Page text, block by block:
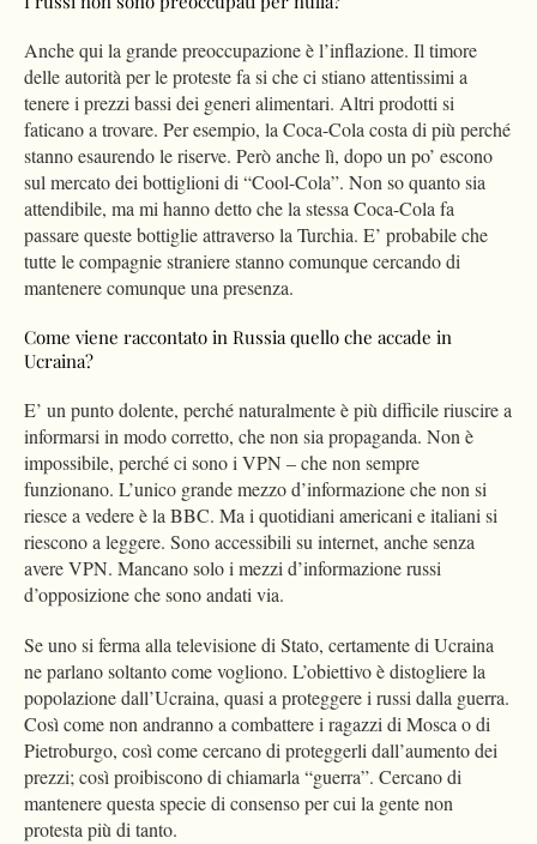
Anche qui la grande preoccupazione è l’inflazione. Il timore
delle autorità per le proteste fa si che ci stiano attentissimi a
tenere i prezzi bassi dei generi alimentari. Altri prodotti si
faticano a trovare. Per esempio, la Coca-Cola costa di più perché
stanno esaurendo le riserve. Però anche lì, dopo un po’ escono
sul mercato dei bottiglioni di “Cool-Cola”. Non so quanto sia
attendibile, ma mi hanno detto che la stessa Coca-Cola fa
passare queste bottiglie attraverso la Turchia. E’ probabile che
tutte le compagnie straniere stanno comunque cercando di
mantenere comunque una presenza.
Come viene raccontato in Russia quello che accade in
Ucraina?
E’ un punto dolente, perché naturalmente è più difficile riuscire a
informarsi in modo corretto, che non sia propaganda. Non è
impossibile, perché ci sono i VPN – che non sempre
funzionano. L’unico grande mezzo d’informazione che non si
riesce a vedere è la BBC. Ma i quotidiani americani e italiani si
riescono a leggere. Sono accessibili su internet, anche senza
avere VPN. Mancano solo i mezzi d’informazione russi
d’opposizione che sono andati via.
Se uno si ferma alla televisione di Stato, certamente di Ucraina
ne parlano soltanto come vogliono. L’obiettivo è distogliere la
popolazione dall’Ucraina, quasi a proteggere i russi dalla guerra.
Così come non andranno a combattere i ragazzi di Mosca o di
Pietroburgo, così come cercano di proteggerli dall’aumento dei
prezzi; così proibiscono di chiamarla “guerra”. Cercano di
mantenere questa specie di consenso per cui la gente non
protesta più di tanto.